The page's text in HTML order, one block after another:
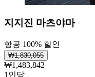
지지진 마츠야마
항공 100% 할인
₩1,830,055
₩1,483,842
1인당